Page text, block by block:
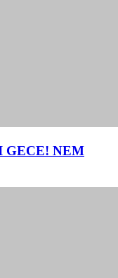
GECE! NEM